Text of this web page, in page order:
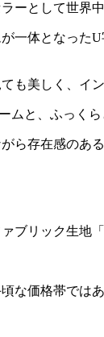
ーとして世界
一体となったU
も美しく、イ
ムと、ふっく
ら存在感のあ
ブリック生地
な価格帯では